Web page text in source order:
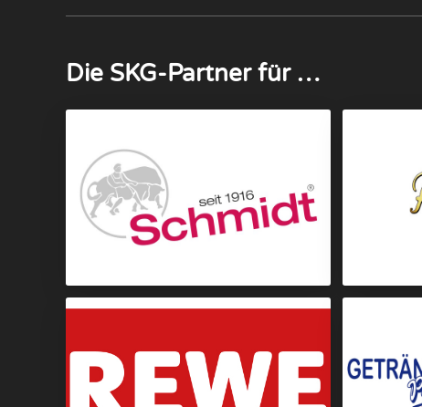
Die SKG-Partner für …
Wurst- & Fleischwaren